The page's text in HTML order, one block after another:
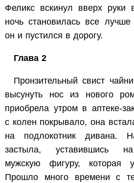
Феликс вскинул вверх руки
ночь становилась все
он и пустился в дорогу.
Глава 2
Пронзительный свист
высунуть нос из нового
приобрела утром в аптеке-
с колен покрывало, она
на подлокотник дивана.
застыла, уставившись на
мужскую фигуру, которая
Прошло много времени с